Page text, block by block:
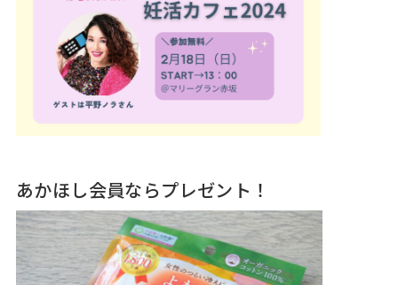
あかほし会員ならプレゼント！